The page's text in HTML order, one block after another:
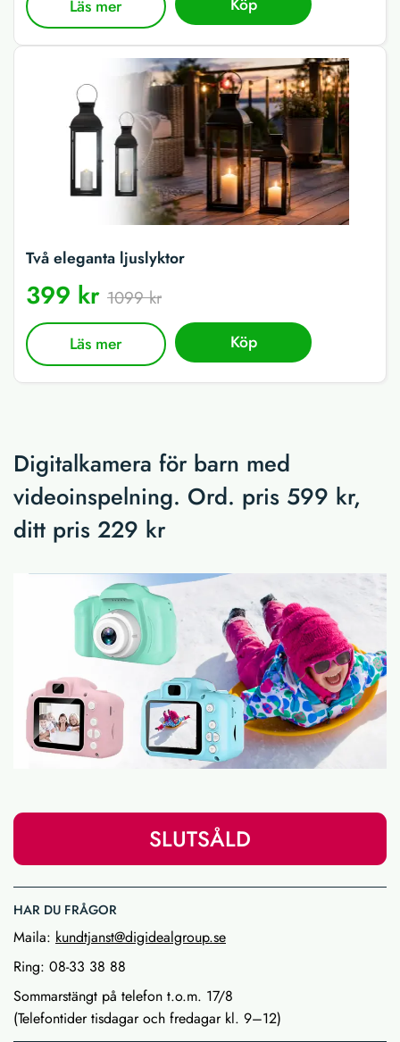
Läs mer
Två eleganta ljuslyktor
399 kr 1099 kr
Läs mer Köp
Digitalkamera för barn med
videoinspelning. Ord. pris 599 kr,
ditt pris 229 kr
SLUTSÅLD
HAR DU FRÅGOR
Maila: kundtjanst@digidealgroup.se
Ring: 08-33 38 88
Sommarstängt på telefon t.o.m. 17/8
(Telefontider tisdagar och fredagar kl. 9–12)